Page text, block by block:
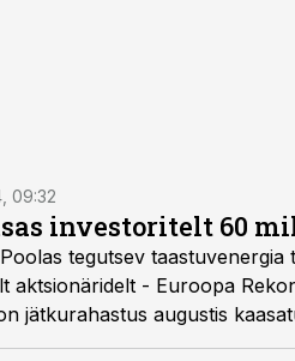
09:32
investoritelt 60
tegutsev
aktsionäridelt - Euroopa
jätkurahastus augustis